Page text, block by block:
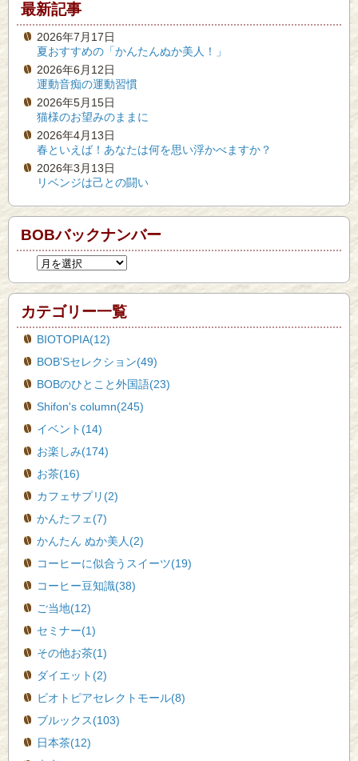
最新記事
2026年7月17日
夏おすすめの「かんたんぬか美人！」
2026年6月12日
運動音痴の運動習慣
2026年5月15日
猫様のお望みのままに
2026年4月13日
春といえば！あなたは何を思い浮かべますか？
2026年3月13日
リベンジは己との闘い
BOBバックナンバー
カテゴリー一覧
BIOTOPIA(12)
BOB’Sセレクション(49)
BOBのひとこと外国語(23)
Shifon's column(245)
イベント(14)
お楽しみ(174)
お茶(16)
カフェサプリ(2)
かんたフェ(7)
かんたん ぬか美人(2)
コーヒーに似合うスイーツ(19)
コーヒー豆知識(38)
ご当地(12)
セミナー(1)
その他お茶(1)
ダイエット(2)
ビオトピアセレクトモール(8)
ブルックス(103)
日本茶(12)